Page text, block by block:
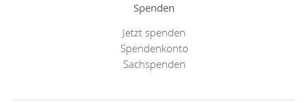
Spenden
Jetzt spenden
Spendenkonto
Sachspenden